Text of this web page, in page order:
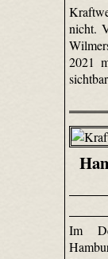
nicht.
2021
Im